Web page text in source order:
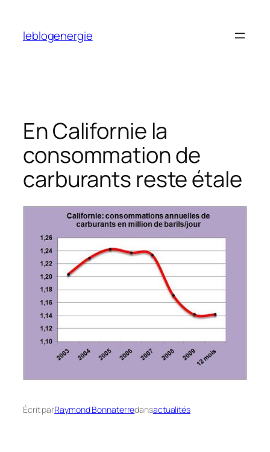
contenu
leblogenergie
En Californie la
consommation de
carburants reste étale
Écrit parRaymond Bonnaterredansactualités